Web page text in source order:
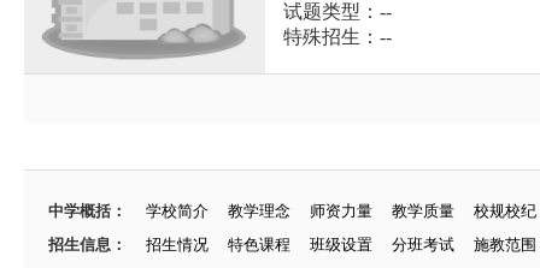
试题类型：--
特殊招生：--
中学概括： 学校简介 教学理念 师资力量 教学质量
校规校纪
招生信息：
招生情况 特色课程 班级设置 分班考试
施教范围